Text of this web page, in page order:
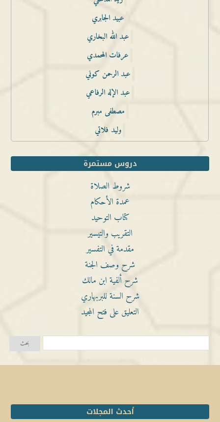
عبيد الجابري
عبد الله البخاري
عرفات المحمدي
عبد الرحمن كوني
عبد الإله الرفاعي
مصطفى مبرم
وليد فلاتي
دروس مستمرة
شروط الصلاة
عمدة الأحكام
كتاب التوحيد
التقريب والتيسير
مقدمة في التفسير
شرح وصف الجنة
شرح ألفية ابن مالك
شرح السنة للبربهاري
التعليق على فتح المجيد
أحدث المجلات